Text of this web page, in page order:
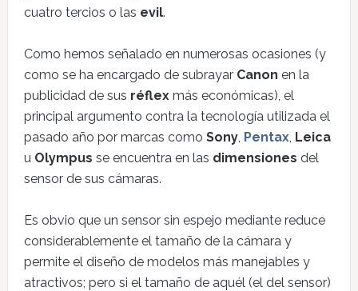
cuatro tercios o las evil.
Como hemos señalado en numerosas ocasiones (y
como se ha encargado de subrayar Canon en la
publicidad de sus réflexmás económicas), el
principal argumento contra la tecnología utilizada el
pasado año por marcas como Sony, Pentax, Leica
u Olympus se encuentra en las dimensiones del
sensor de sus cámaras.
Es obvio que un sensor sin espejo mediante reduce
considerablemente el tamaño de la cámara y
permite el diseño de modelos más manejables y
atractivos; pero si el tamaño de aquél (el del sensor)